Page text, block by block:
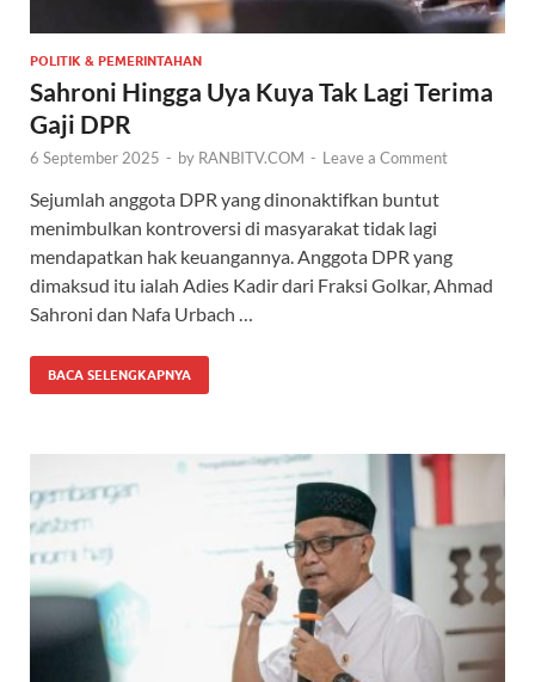
POLITIK & PEMERINTAHAN
Sahroni Hingga Uya Kuya Tak Lagi Terima
Gaji DPR
6 September 2025 - by RANBITV.COM - Leave a Comment
Sejumlah anggota DPR yang dinonaktifkan buntut
menimbulkan kontroversi di masyarakat tidak lagi
mendapatkan hak keuangannya. Anggota DPR yang
dimaksud itu ialah Adies Kadir dari Fraksi Golkar, Ahmad
Sahroni dan Nafa Urbach …
BACA SELENGKAPNYA